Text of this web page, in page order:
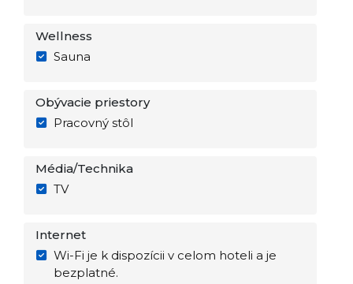
Wellness
Sauna
Obývacie priestory
Pracovný stôl
Média/Technika
TV
Internet
Wi-Fi je k dispozícii v celom hoteli a je
bezplatné.